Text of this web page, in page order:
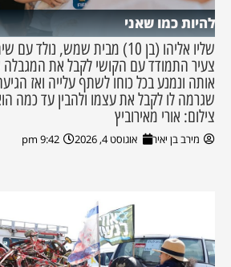
להיות כמו שאני
שליו אליהו (בן 10) מבית שמש,
צעיר התמודד עם הקושי לקבל את המגבלה
אותה ונמנע בכל כוחו לשתף עלייה ואז
שגרמה לו לקבל את עצמו ולהבין עד כמה
צילום: אורי מאירוביץ
מירב בן יאיר אוגוסט 4, 2026 9:42 pm